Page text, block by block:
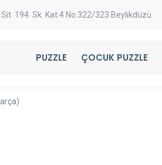
194. Sk. Kat:4 No:322/323 Beylikdüzü
PUZZLE ÇOCUK PUZZLE